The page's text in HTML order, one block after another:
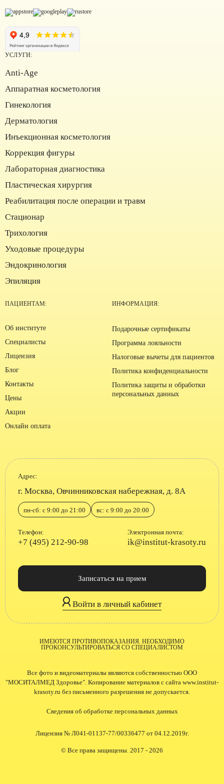
УСЛУГИ:
Anti-Age
Аппаратная косметология
Гинекология
Дерматология
Инъекционная косметология
Коррекция фигуры
Лабораторная диагностика
Пластическая хирургия
Реабилитация после операции и травм
Стационар
Трихология
Уходовые процедуры
Эндокринология
Эпиляция
ПАЦИЕНТАМ:
Об институте
Специалисты
Лицензия
Блог
Контакты
Цены
Акции
Онлайн оплата
ИНФОРМАЦИЯ:
Подарочные сертификаты
Программа лояльности
Налоговые вычеты для пациентов
Политика конфиденциальности
Политика защиты и обработки
персональных данных
ИМЕЮТСЯ ПРОТИВОПОКАЗАНИЯ. НЕОБХОДИМО
ПРОКОНСУЛЬТИРОВАТЬСЯ СО СПЕЦИАЛИСТОМ
Все фото и видеоматериалы являются собственностью ООО
"МОСИТАЛМЕД Здоровье". Копирование материалов с сайта www.institut-
krasoty.ru без письменного разрешения не допускается.
Сведения об обработке персональных данных
Лицензия № Л041-01137-77/00336477 от 04.12.2019г.
© Все права защищены. 2017 - 2026
Адрес:
г. Москва, Овчинниковская набережная, д. 8А
пн-сб: с 9:00 до 21:00 вс: с 9:00 до 20:00
Телефон:
+7 (495) 212-90-98
Электронная почта:
ik@institut-krasoty.ru
Записаться на прием
Войти в личный кабинет